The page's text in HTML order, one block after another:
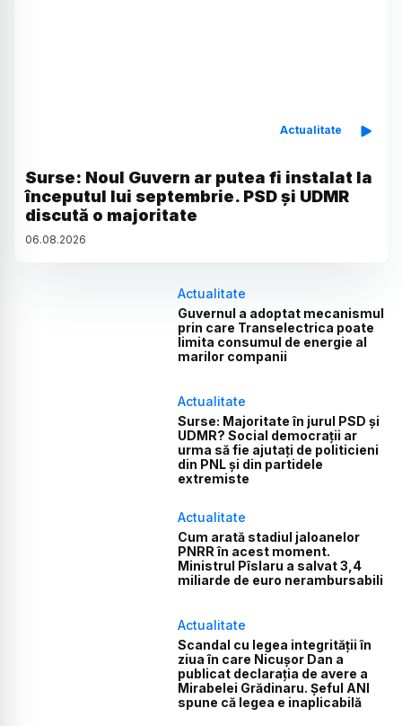
Actualitate
Surse: Noul Guvern ar putea fi instalat la
începutul lui septembrie. PSD și UDMR
discută o majoritate
06.08.2026
Actualitate
Guvernul a adoptat mecanismul
prin care Transelectrica poate
limita consumul de energie al
marilor companii
Actualitate
Surse: Majoritate în jurul PSD și
UDMR? Social democrații ar
urma să fie ajutați de politicieni
din PNL și din partidele
extremiste
Actualitate
Cum arată stadiul jaloanelor
PNRR în acest moment.
Ministrul Pîslaru a salvat 3,4
miliarde de euro nerambursabili
Actualitate
Scandal cu legea integrității în
ziua în care Nicușor Dan a
publicat declarația de avere a
Mirabelei Grădinaru. Șeful ANI
spune că legea e inaplicabilă